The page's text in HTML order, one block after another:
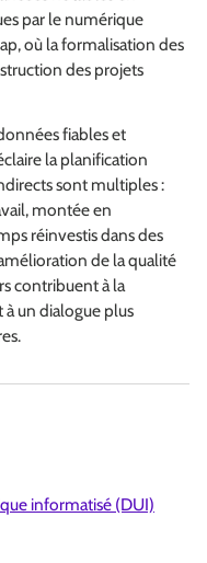
par le numérique
où la formalisation des
des projets
fiables et
la planification
sont multiples :
montée en
réinvestis dans des
de la qualité
contribuent à la
un dialogue plus
informatisé (DUI)
nouvelle fenêtre)